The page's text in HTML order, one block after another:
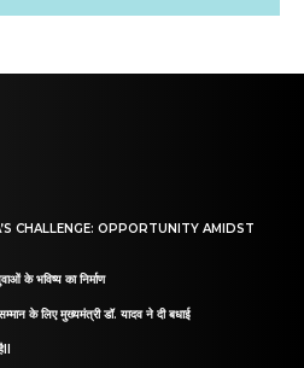
CHALLENGE: OPPORTUNITY AMIDST
के भविष्य का निर्माण
सम्मान के लिए मुख्यमंत्री डॉ. यादव ने दी बधाई